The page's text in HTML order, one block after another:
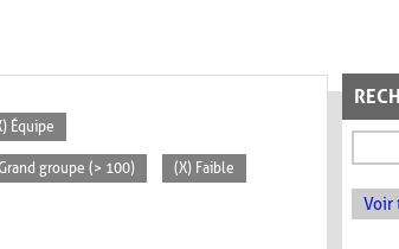
Voir
Équipe
groupe (> 100) (X) Faible